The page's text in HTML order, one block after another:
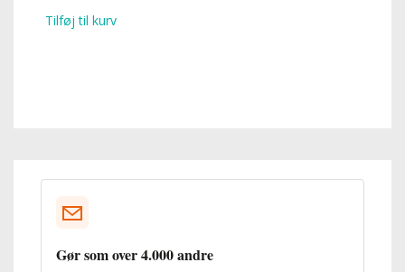
Tilføj til kurv
Gør som over 4.000 andre